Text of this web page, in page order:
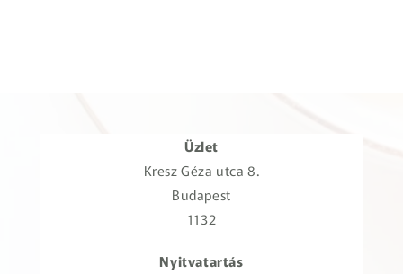
Üzlet
Kresz Géza utca 8.
Budapest
1132
Nyitvatartás